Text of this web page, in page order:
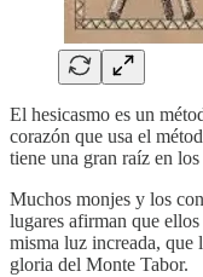
El hesicasmo es un
corazón que usa el
tiene una gran raíz en
Muchos monjes y los
lugares afirman que
misma luz increada, que
gloria del Monte Tabor.